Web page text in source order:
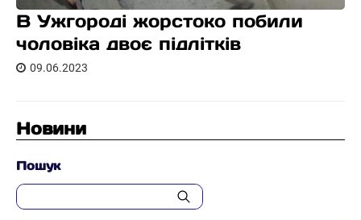
В Ужгороді жорстоко побили
чоловіка двоє підлітків
09.06.2023
Новини
Пошук